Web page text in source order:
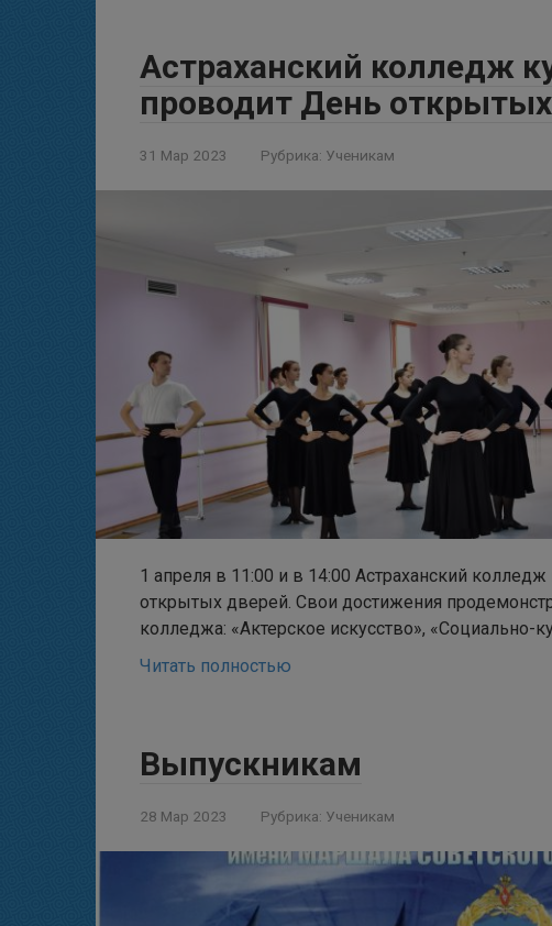
Астраханский колледж
проводит День
31 Мар 2023 Рубрика: Ученикам
1 апреля в 11:00 и в 14:00 Астраханский
открытых дверей. Свои достижения
колледжа: «Актерское искусство», «Социально-
Читать полностью
Выпускникам
28 Мар 2023 Рубрика: Ученикам